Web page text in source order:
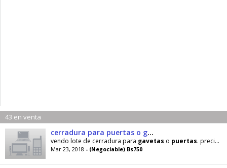
43 en venta
cerradura para puertas o gavetas
vendo lote de cerradura para gavetas o puertas. precio viejo.precio sujeto a cambio sin aviso.
Mar 23, 2018 - (Negociable) Bs750